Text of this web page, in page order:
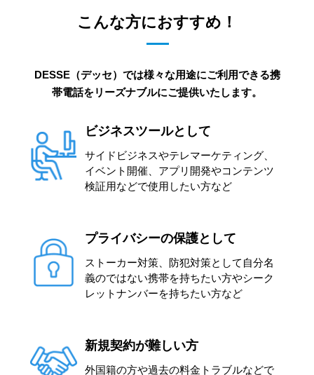
こんな方におすすめ！
DESSE（デッセ）では様々な用途にご利用できる携
帯電話をリーズナブルにご提供いたします。
ビジネスツールとして
サイドビジネスやテレマーケティング、
イベント開催、アプリ開発やコンテンツ
検証用などで使用したい方など
プライバシーの保護として
ストーカー対策、防犯対策として自分名
義のではない携帯を持ちたい方やシーク
レットナンバーを持ちたい方など
新規契約が難しい方
外国籍の方や過去の料金トラブルなどで